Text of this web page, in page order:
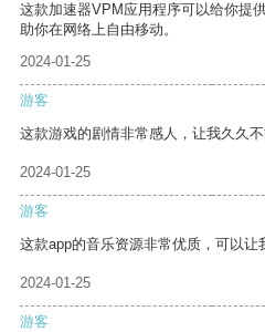
这款加速器VPM应用程序可以给你提
助你在网络上自由移动。
2024-01-25
游客
这款游戏的剧情非常感人，让我久久不
2024-01-25
游客
这款app的音乐资源非常优质，可以让
2024-01-25
游客